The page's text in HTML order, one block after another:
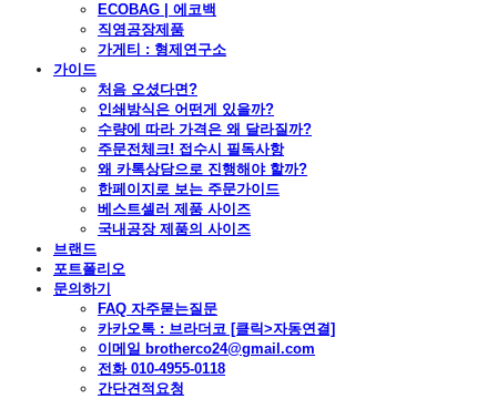
ECOBAG | 에코백
직영공장제품
가게티 : 형제연구소
가이드
처음 오셨다면?
인쇄방식은 어떤게 있을까?
수량에 따라 가격은 왜 달라질까?
주문전체크! 접수시 필독사항
왜 카톡상담으로 진행해야 할까?
한페이지로 보는 주문가이드
베스트셀러 제품 사이즈
국내공장 제품의 사이즈
브랜드
포트폴리오
문의하기
FAQ 자주묻는질문
카카오톡 : 브라더코 [클릭>자동연결]
이메일 brotherco24@gmail.com
전화 010-4955-0118
간단견적요청